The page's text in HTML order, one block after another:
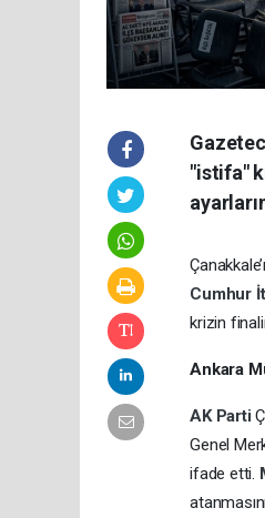
"istifa"
Cumhur
krizin
Ankara
AK Parti
Genel
ifade etti.